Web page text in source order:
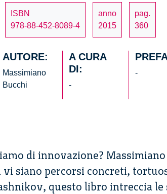
ISBN
978-88-452-8089-4
anno
2015
pag.
360
AUTORE:
Massimiano
Bucchi
A CURA
DI:
-
-
di innovazione?
vi siano percorsi concreti,
questo libro intreccia